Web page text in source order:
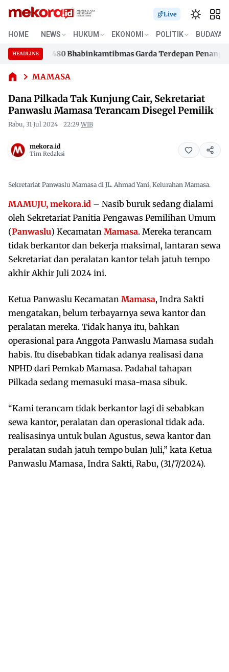
Live
HOME NEWS HUKUM EKONOMI POLITIK BUDAYA
HEADLINE
Jadikan 480 Bhabinkamtibmas Garda Terdepan
Jadikan 480 Bhabinkamtibmas Garda Terdepan
MAMASA
Pilkada
Kunjung
Sekretariat
Mamasa
Terancam
Pemilik
Dana Pilkada Tak Kunjung Cair, Sekretariat
Panwaslu Mamasa Terancam Disegel Pemilik
Rabu, 31 Jul 2024 22:29 WIB
mekora.id
Tim Redaksi
Sekretariat Panwaslu Mamasa di JL. Ahmad Yani, Kelurahan Mamasa.
MAMUJU, mekora.id – Nasib buruk sedang dialami
oleh Sekretariat Panitia Pengawas Pemilihan Umum
(Panwaslu) Kecamatan Mamasa. Mereka terancam
tidak berkantor dan bekerja maksimal, lantaran sewa
Sekretariat dan peralatan kantor telah jatuh tempo
akhir Akhir Juli 2024 ini.
Ketua Panwaslu Kecamatan Mamasa, Indra Sakti
mengatakan, belum terbayarnya sewa kantor dan
peralatan mereka. Tidak hanya itu, bahkan
operasional para Anggota Panwaslu Mamasa sudah
habis. Itu disebabkan tidak adanya realisasi dana
NPHD dari Pemkab Mamasa. Padahal tahapan
Pilkada sedang memasuki masa-masa sibuk.
“Kami terancam tidak berkantor lagi di sebabkan
sewa kantor, peralatan dan operasional tidak ada.
realisasinya untuk bulan Agustus, sewa kantor dan
peralatan sudah jatuh tempo bulan Juli,” kata Ketua
Panwaslu Mamasa, Indra Sakti, Rabu, (31/7/2024).